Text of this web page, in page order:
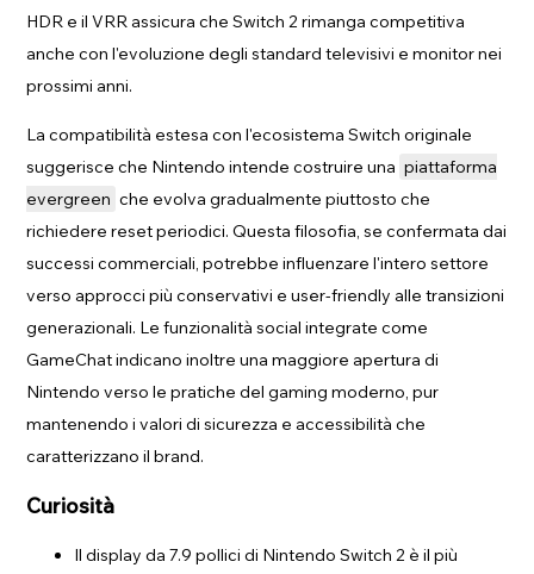
HDR e il VRR assicura che Switch 2 rimanga competitiva
anche con l'evoluzione degli standard televisivi e monitor nei
prossimi anni.
La compatibilità estesa con l'ecosistema Switch originale
suggerisce che Nintendo intende costruire una piattaforma
evergreen che evolva gradualmente piuttosto che
richiedere reset periodici. Questa filosofia, se confermata dai
successi commerciali, potrebbe influenzare l'intero settore
verso approcci più conservativi e user-friendly alle transizioni
generazionali. Le funzionalità social integrate come
GameChat indicano inoltre una maggiore apertura di
Nintendo verso le pratiche del gaming moderno, pur
mantenendo i valori di sicurezza e accessibilità che
caratterizzano il brand.
Curiosità
Il display da 7.9 pollici di Nintendo Switch 2 è il più